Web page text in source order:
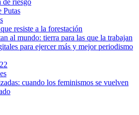
de riesgo
Putas
resiste a la forestación
al mundo: tierra para las que la trabajan
para ejercer más y mejor periodismo
cuando los feminismos se vuelven